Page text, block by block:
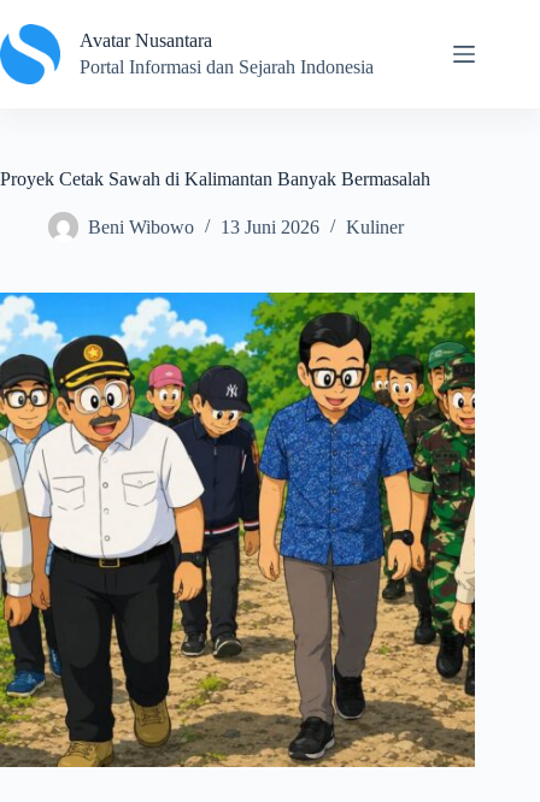
to
content
Avatar Nusantara
Portal Informasi dan Sejarah Indonesia
Proyek Cetak Sawah di Kalimantan Banyak Bermasalah
Beni Wibowo 13 Juni 2026 Kuliner